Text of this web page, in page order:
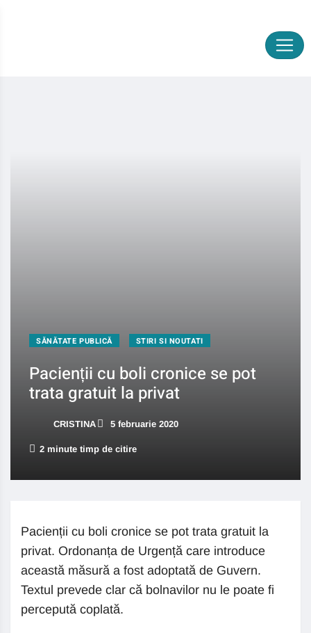
SĂNĂTATE PUBLICĂ STIRI SI NOUTATI
Pacienții cu boli cronice se pot
trata gratuit la privat
CRISTINA 5 februarie 2020
2 minute timp de citire
Pacienții cu boli cronice se pot trata gratuit la
privat. Ordonanța de Urgență care introduce
această măsură a fost adoptată de Guvern.
Textul prevede clar că bolnavilor nu le poate fi
percepută coplată.